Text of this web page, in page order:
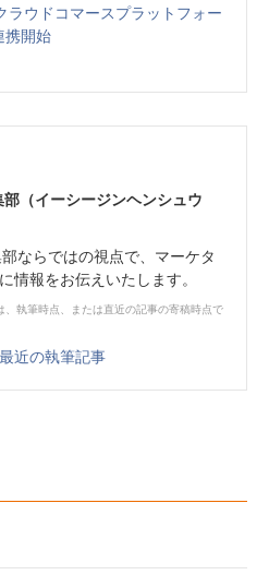
ラウドコマースプラットフォー
携開始
（イーシージンヘンシュウ
ならではの視点で、マーケタ
情報をお伝えいたします。
、執筆時点、または直近の記事の寄稿時点で
近の執筆記事